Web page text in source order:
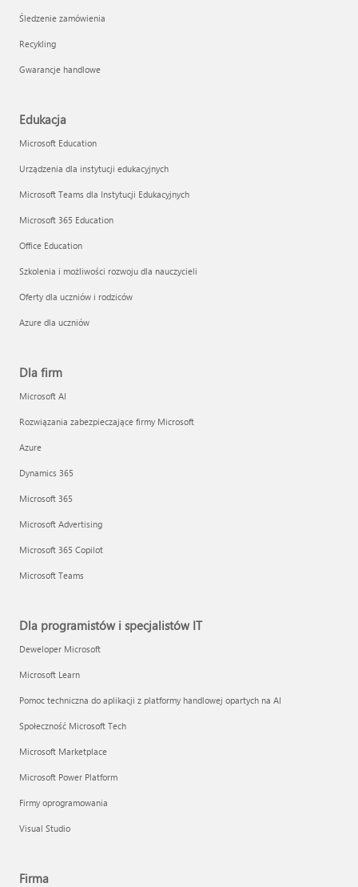
Śledzenie zamówienia
Recykling
Gwarancje handlowe
Edukacja
Microsoft Education
Urządzenia dla instytucji edukacyjnych
Microsoft Teams dla Instytucji Edukacyjnych
Microsoft 365 Education
Office Education
Szkolenia i możliwości rozwoju dla nauczycieli
Oferty dla uczniów i rodziców
Azure dla uczniów
Dla firm
Microsoft AI
Rozwiązania zabezpieczające firmy Microsoft
Azure
Dynamics 365
Microsoft 365
Microsoft Advertising
Microsoft 365 Copilot
Microsoft Teams
Dla programistów i specjalistów IT
Deweloper Microsoft
Microsoft Learn
Pomoc techniczna do aplikacji z platformy handlowej opartych na AI
Społeczność Microsoft Tech
Microsoft Marketplace
Microsoft Power Platform
Firmy oprogramowania
Visual Studio
Firma